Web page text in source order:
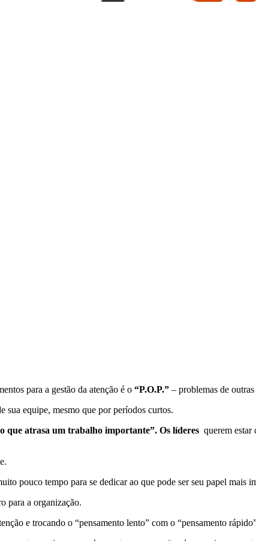
para a gestão da atenção é o “P.O.P.” – problemas de outras
sua equipe, mesmo que por períodos curtos.
que atrasa um trabalho importante”. Os líderes querem estar
pouco tempo para se dedicar ao que pode ser seu papel mais
para a organização.
e trocando o “pensamento lento” com o “pensamento